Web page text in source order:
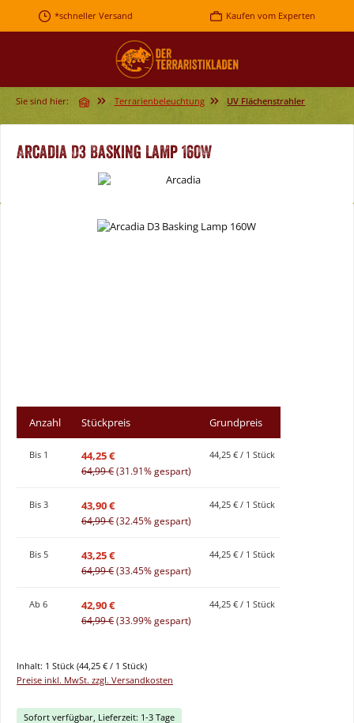
Zum Hauptinhalt springen
*schneller Versand Kaufen vom Experten
Sie sind hier: Terrarienbeleuchtung UV Flächenstrahler
Arcadia D3 Basking Lamp 160W
Bildergalerie überspringen
Anzahl Stückpreis Grundpreis
Bis 1 44,25 €
64,99 €(31.91% gespart)
44,25 € / 1 Stück
Bis 3 43,90 €
64,99 €(32.45% gespart)
44,25 € / 1 Stück
Bis 5 43,25 €
64,99 €(33.45% gespart)
44,25 € / 1 Stück
Ab 6 42,90 €
64,99 €(33.99% gespart)
44,25 € / 1 Stück
Inhalt: 1 Stück (44,25 € / 1 Stück)
Preise inkl. MwSt. zzgl. Versandkosten
Sofort verfügbar, Lieferzeit: 1-3 Tage